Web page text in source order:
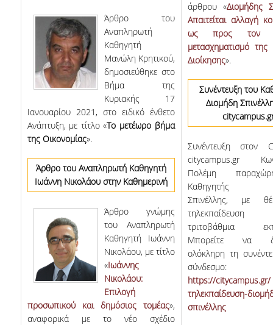
Άρθρο του
Αναπληρωτή
Καθηγητή
Μανώλη Κρητικού,
δημοσιεύθηκε στο
Βήμα της
Κυριακής 17
Ιανουαρίου 2021, στο ειδικό ένθετο
Ανάπτυξη, με τίτλο «Το μετέωρο βήμα
της Οικονομίας».
Άρθρο του Αναπληρωτή Καθηγητή
Ιωάννη Νικολάου στην Καθημερινή
Άρθρο γνώμης
του Αναπληρωτή
Καθηγητή Ιωάννη
Νικολάου, με τίτλο
«Ιωάννης
Νικολάου:
Επιλογή
προσωπικού και δημόσιος τομέας»,
αναφορικά με το νέο σχέδιο
άρθρου «Διομήδης
Απαιτείται αλλαγή
ως προς τον
μετασχηματισμό της
Διοίκησης».
Συνέντευξη του
Διομήδη
Συνέντευξη στον
citycampus.gr
Πολέμη
Καθηγητής
Σπινέλλης, με
τριτοβάθμια
Μπορείτε να
ολόκληρη τη
σύνδεσμο:
https://citycampus.gr/
τηλεκπαίδευση-
σπινέλλης